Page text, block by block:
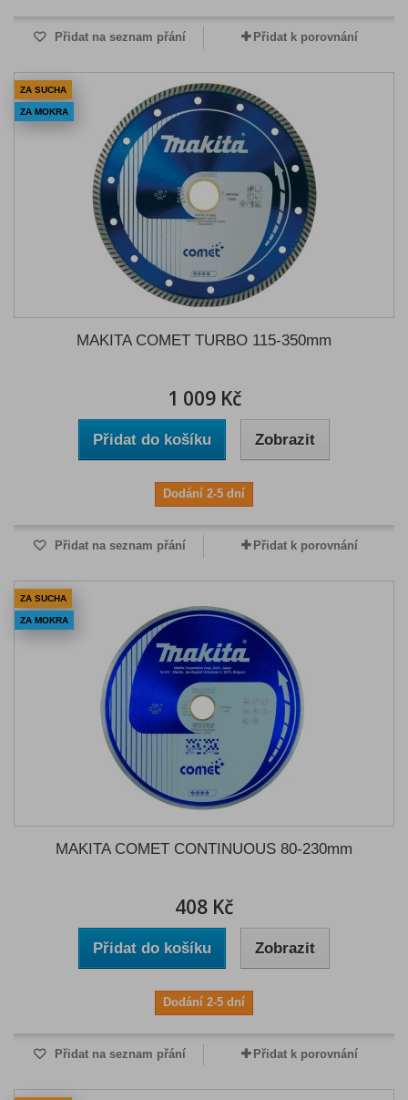
Přidat na seznam přání Přidat k porovnání
ZA SUCHA
ZA MOKRA
MAKITA COMET TURBO 115-350mm
1 009 Kč
Přidat do košíku Zobrazit
Dodání 2-5 dní
Přidat na seznam přání Přidat k porovnání
ZA SUCHA
ZA MOKRA
MAKITA COMET CONTINUOUS 80-230mm
408 Kč
Přidat do košíku Zobrazit
Dodání 2-5 dní
Přidat na seznam přání Přidat k porovnání